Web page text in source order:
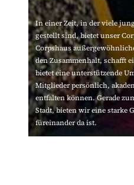
In einer Zeit, in der viele
gestellt sind, bietet unser
Corpshaus
den Zusammenhalt, schafft
bietet eine unterstützende
Mitglieder persönlich,
entfalten können. Gerade
Stadt, bieten wir eine starke
füreinander da ist.